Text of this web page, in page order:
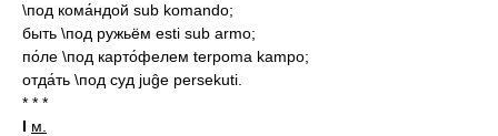
\под кома́ндой sub komando;
быть \под ружьём esti sub armo;
по́ле \под карто́фелем terpoma kampo;
отда́ть \под суд juĝe persekuti.
* * *
I м.